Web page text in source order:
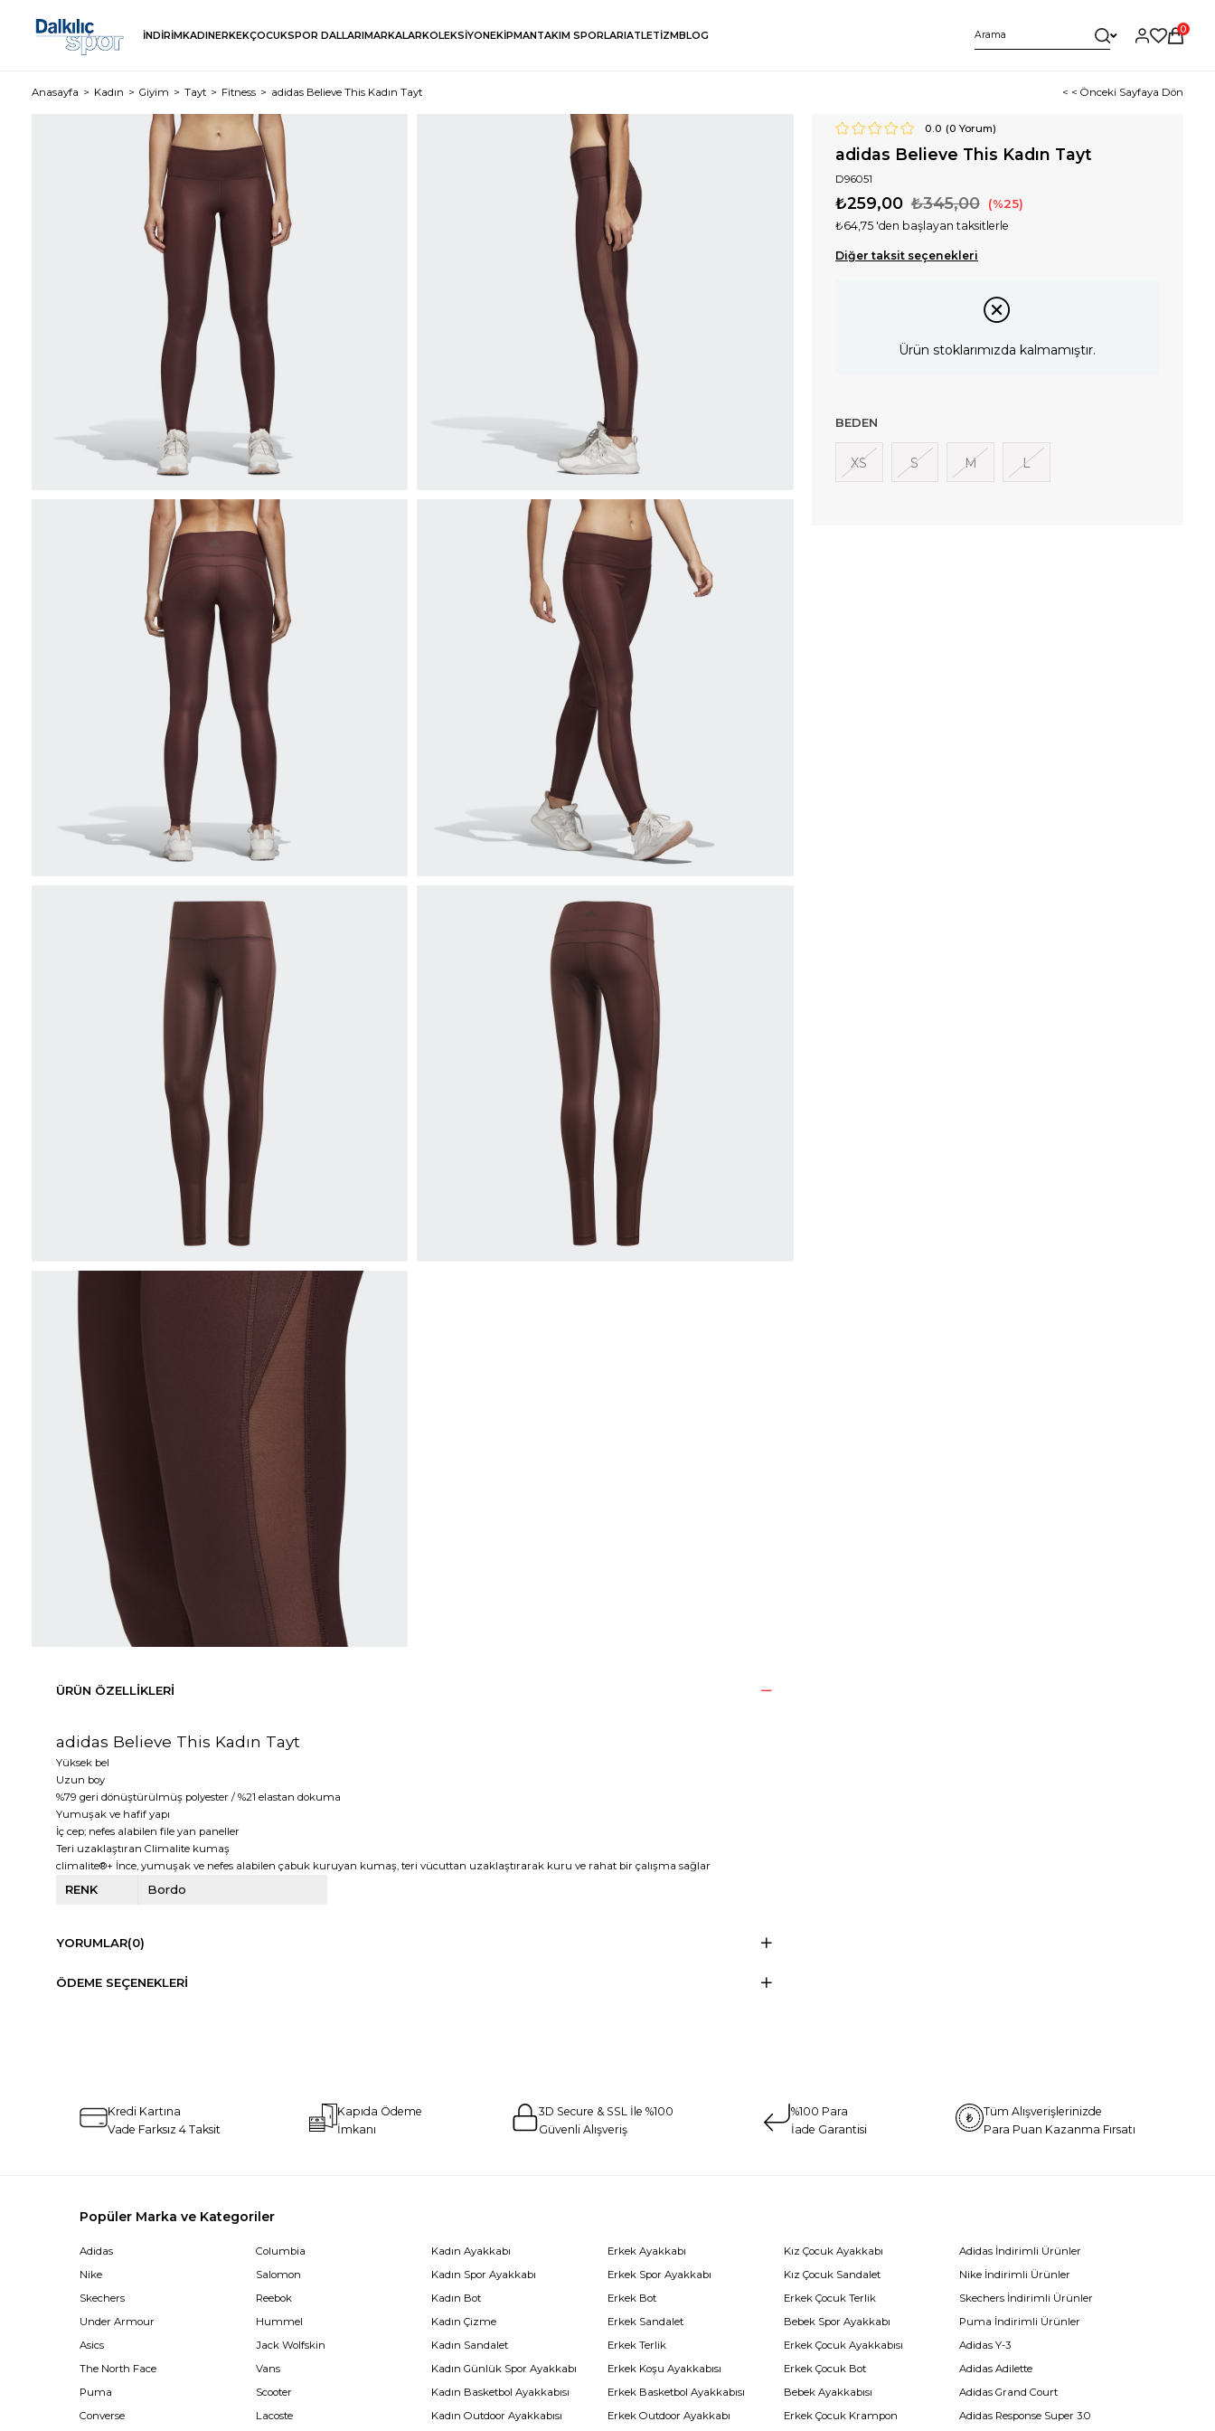
İNDİRİMKADINERKEKÇOCUKSPOR DALLARIMARKALARKOLEKSİYONEKİPMANTAKIM SPORLARIATLETİZMBLOG
0
Anasayfa Kadın Giyim Tayt Fitness adidas Believe This Kadın Tayt < < Önceki Sayfaya Dön
0.0 (0 Yorum)
adidas Believe This Kadın Tayt
D96051
₺345,00
₺259,00 25
₺64,75 'den başlayan taksitlerle
Diğer taksit seçenekleri
Ürün stoklarımızda kalmamıştır.
BEDEN
XS S M L
ÜRÜN ÖZELLIKLERI
adidas Believe This Kadın Tayt
Yüksek bel
Uzun boy
%79 geri dönüştürülmüş polyester / %21 elastan dokuma
Yumuşak ve hafif yapı
İç cep; nefes alabilen file yan paneller
Teri uzaklaştıran Climalite kumaş
climalite®+ İnce, yumuşak ve nefes alabilen çabuk kuruyan kumaş, teri vücuttan uzaklaştırarak kuru ve rahat bir çalışma sağlar
RENK Bordo
YORUMLAR(0)
ÖDEME SEÇENEKLERI
Kredi Kartına
Vade Farksız 4 Taksit
Kapıda Ödeme
İmkanı
3D Secure & SSL İle %100
Güvenli Alışveriş
%100 Para
İade Garantisi
Tüm Alışverişlerinizde
Para Puan Kazanma Fırsatı
Popüler Marka ve Kategoriler
Adidas
Nike
Skechers
Under Armour
Asics
The North Face
Puma
Converse
Columbia
Salomon
Reebok
Hummel
Jack Wolfskin
Vans
Scooter
Lacoste
Kadın Ayakkabı
Kadın Spor Ayakkabı
Kadın Bot
Kadın Çizme
Kadın Sandalet
Kadın Günlük Spor Ayakkabı
Kadın Basketbol Ayakkabısı
Kadın Outdoor Ayakkabısı
Erkek Ayakkabı
Erkek Spor Ayakkabı
Erkek Bot
Erkek Sandalet
Erkek Terlik
Erkek Koşu Ayakkabısı
Erkek Basketbol Ayakkabısı
Erkek Outdoor Ayakkabı
Kız Çocuk Ayakkabı
Kız Çocuk Sandalet
Erkek Çocuk Terlik
Bebek Spor Ayakkabı
Erkek Çocuk Ayakkabısı
Erkek Çocuk Bot
Bebek Ayakkabısı
Erkek Çocuk Krampon
Adidas İndirimli Ürünler
Nike İndirimli Ürünler
Skechers İndirimli Ürünler
Puma İndirimli Ürünler
Adidas Y-3
Adidas Adilette
Adidas Grand Court
Adidas Response Super 3.0